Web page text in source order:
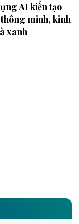
AI kiến tạo
minh, kinh
xanh